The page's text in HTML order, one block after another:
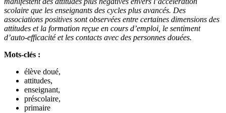
scolaire que les enseignants des cycles plus avancés. Des
associations positives sont observées entre certaines dimensions des
attitudes et la formation reçue en cours d’emploi, le sentiment
d’auto-efficacité et les contacts avec des personnes douées.
Mots-clés :
élève doué,
attitudes,
enseignant,
préscolaire,
primaire